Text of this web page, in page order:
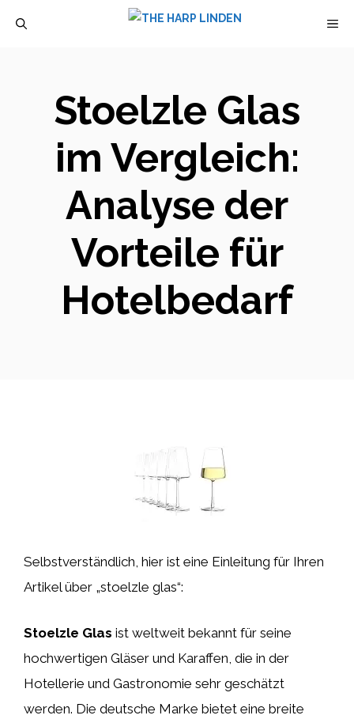
Stoelzle Glas
im Vergleich:
Analyse der
Vorteile für
Hotelbedarf
Selbstverständlich, hier ist eine Einleitung für Ihren
Artikel über „stoelzle glas“:
Stoelzle Glas ist weltweit bekannt für seine
hochwertigen Gläser und Karaffen, die in der
Hotellerie und Gastronomie sehr geschätzt
werden. Die deutsche Marke bietet eine breite